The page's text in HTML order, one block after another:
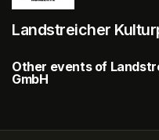
Landstreicher
Other events of
GmbH